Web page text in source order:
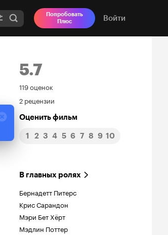
Попробовать
Плюс
Войти
5.7
Рейтинг
Кинопоиска
5.7
119 оценок
2 рецензии
Оценить фильм
1 2 3 4 5 6 7 8 9 10
В главных ролях
Бернадетт Питерс
Крис Сарандон
Мэри Бет Хёрт
Мэдлин Поттер